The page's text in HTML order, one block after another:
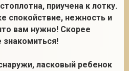
приучена к лотку.
спокойствие, нежность и
вам нужно! Скорее
знакомиться!
ласковый ребенок